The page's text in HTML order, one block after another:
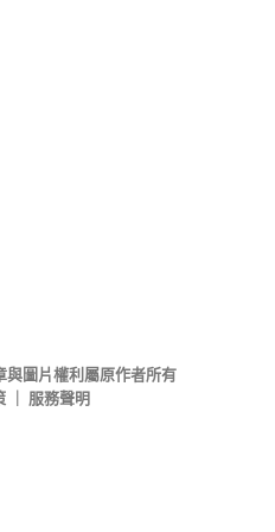
與圖片權利屬原作者所有
服務聲明